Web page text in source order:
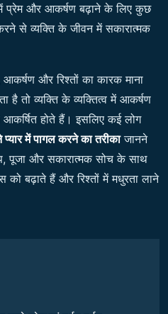
प्रेम और आकर्षण बढ़ाने के लिए कुछ
से व्यक्ति के जीवन में सकारात्मक
और रिश्तों का कारक माना
है तो व्यक्ति के व्यक्तित्व में आकर्षण
होते हैं। इसलिए कई लोग
में पागल करने का तरीकाजानने
पूजा और सकारात्मक सोच के साथ
को बढ़ाते हैं और रिश्तों में मधुरता लाने